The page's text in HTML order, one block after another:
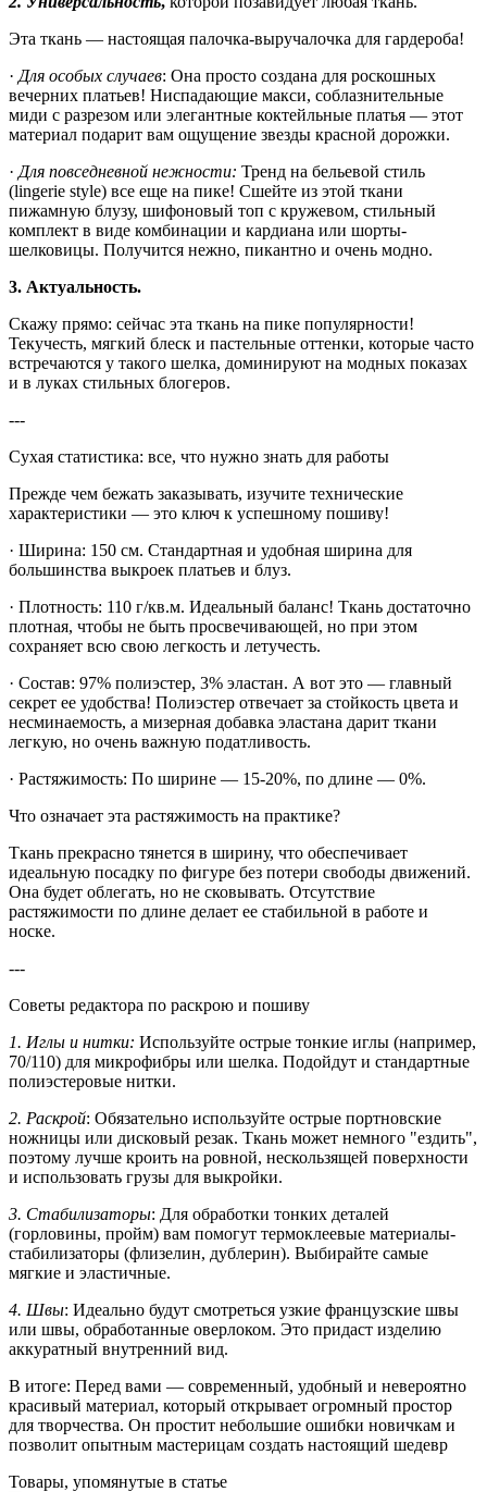
Эта ткань — настоящая палочка-выручалочка для гардероба!
· Для особых случаев: Она просто создана для роскошных
вечерних платьев! Ниспадающие макси, соблазнительные
миди с разрезом или элегантные коктейльные платья — этот
материал подарит вам ощущение звезды красной дорожки.
· Для повседневной нежности: Тренд на бельевой стиль
(lingerie style) все еще на пике! Сшейте из этой ткани
пижамную блузу, шифоновый топ с кружевом, стильный
комплект в виде комбинации и кардиана или шорты-
шелковицы. Получится нежно, пикантно и очень модно.
3. Актуальность.
Скажу прямо: сейчас эта ткань на пике популярности!
Текучесть, мягкий блеск и пастельные оттенки, которые часто
встречаются у такого шелка, доминируют на модных показах
и в луках стильных блогеров.
---
Сухая статистика: все, что нужно знать для работы
Прежде чем бежать заказывать, изучите технические
характеристики — это ключ к успешному пошиву!
· Ширина: 150 см. Стандартная и удобная ширина для
большинства выкроек платьев и блуз.
· Плотность: 110 г/кв.м. Идеальный баланс! Ткань достаточно
плотная, чтобы не быть просвечивающей, но при этом
сохраняет всю свою легкость и летучесть.
· Состав: 97% полиэстер, 3% эластан. А вот это — главный
секрет ее удобства! Полиэстер отвечает за стойкость цвета и
несминаемость, а мизерная добавка эластана дарит ткани
легкую, но очень важную податливость.
· Растяжимость: По ширине — 15-20%, по длине — 0%.
Что означает эта растяжимость на практике?
Ткань прекрасно тянется в ширину, что обеспечивает
идеальную посадку по фигуре без потери свободы движений.
Она будет облегать, но не сковывать. Отсутствие
растяжимости по длине делает ее стабильной в работе и
носке.
---
Советы редактора по раскрою и пошиву
1. Иглы и нитки: Используйте острые тонкие иглы (например,
70/110) для микрофибры или шелка. Подойдут и стандартные
полиэстеровые нитки.
2. Раскрой: Обязательно используйте острые портновские
ножницы или дисковый резак. Ткань может немного "ездить",
поэтому лучше кроить на ровной, нескользящей поверхности
и использовать грузы для выкройки.
3. Стабилизаторы: Для обработки тонких деталей
(горловины, пройм) вам помогут термоклеевые материалы-
стабилизаторы (флизелин, дублерин). Выбирайте самые
мягкие и эластичные.
4. Швы: Идеально будут смотреться узкие французские швы
или швы, обработанные оверлоком. Это придаст изделию
аккуратный внутренний вид.
В итоге: Перед вами — современный, удобный и невероятно
красивый материал, который открывает огромный простор
для творчества. Он простит небольшие ошибки новичкам и
позволит опытным мастерицам создать настоящий шедевр
Товары, упомянутые в статье